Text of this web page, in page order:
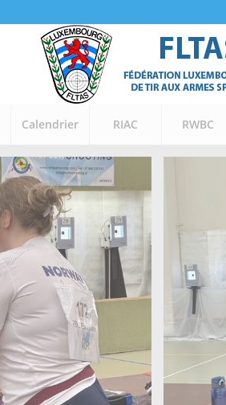
Calendrier RIAC RWBC